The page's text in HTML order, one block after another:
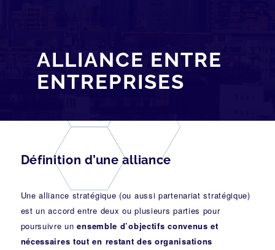
ALLIANCE ENTRE
ENTREPRISES
Définition d’une alliance
Une alliance stratégique (ou aussi partenariat stratégique)
est un accord entre deux ou plusieurs parties pour
poursuivre unensemble d’objectifs convenus et
nécessaires tout en restant des organisations